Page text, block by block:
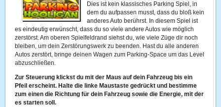
Dies ist kein klassisches Parking Spiel, in
dem du aufpassen musst, dass du bloß kein
anderes Auto berührst. In diesem Spiel ist
es eindeutig erwünscht, dass du so viele andere Autos wie möglich
zerstörst. Am oberen Spielfeldrand siehst du, wie viele Züge dir noch
bleiben, um dein Zerstörungswerk zu beenden. Hast du alle anderen
Autos zerstört, bringe deinen Wagen zum Parking-Space um das Level
abzuschließen.
Zur Steuerung klickst du mit der Maus auf dein Fahrzeug bis ein
Pfeil erscheint. Halte die linke Maustaste gedrückt und bestimme
zum einen die Richtung für dein Fahrzeug sowie die Energie, mit der
es starten soll.